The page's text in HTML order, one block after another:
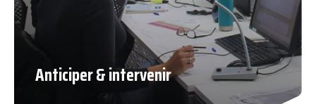
Anticiper & intervenir